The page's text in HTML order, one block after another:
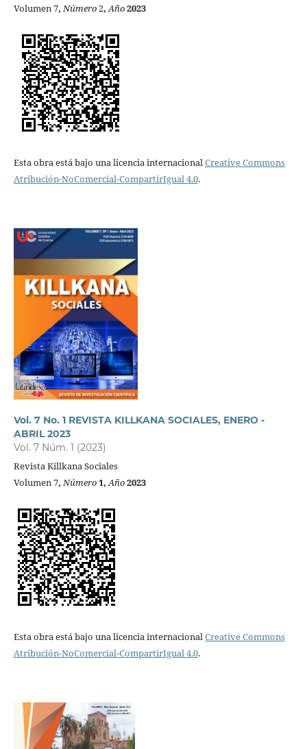
Volumen 7,Número2,Año2023
Esta obra está bajo una licencia internacionalCreative Commons
Atribución-NoComercial-CompartirIgual 4.0.
Vol. 7 No. 1 REVISTA KILLKANA SOCIALES, ENERO -
ABRIL 2023
Vol. 7 Núm. 1 (2023)
Revista Killkana Sociales
Volumen 7,Número1,Año2023
Esta obra está bajo una licencia internacionalCreative Commons
Atribución-NoComercial-CompartirIgual 4.0.